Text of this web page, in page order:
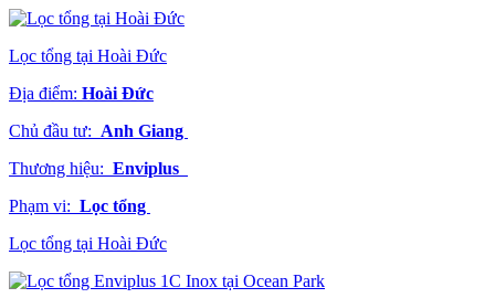
Lọc tổng tại Hoài Đức
Địa điểm: Hoài Đức
Chủ đầu tư: Anh Giang
Thương hiệu: Enviplus
Phạm vi: Lọc tổng
Lọc tổng tại Hoài Đức